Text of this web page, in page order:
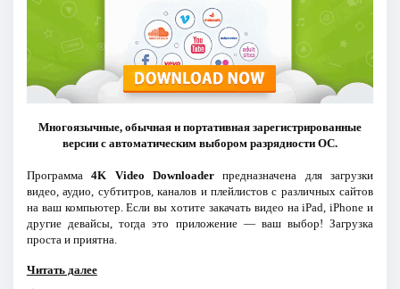
Многоязычные, обычная и портативная зарегистрированные
версии с автоматическим выбором разрядности ОС.
Программа4K Video Downloader предназначена для загрузки
видео, аудио, субтитров, каналов и плейлистов с различных сайтов
на ваш компьютер. Если вы хотите закачать видео на iPad, iPhone и
другие девайсы, тогда это приложение — ваш выбор! Загрузка
проста и приятна.
Читать далее